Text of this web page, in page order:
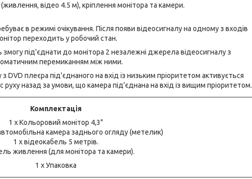
(живлення, відео 4.5 м), кріплення монітора та камери.
в режимі очікування. Після появи відеосигналу на одному з входів
переходить у робочий стан.
змогу під'єднати до монітора 2 незалежні джерела відеосигналу з
перемиканням між ними.
DVD плеєра під'єднаного на вхід із низьким пріоритетом активується
руху назад за умови, що камера під'єднана на вхід із вищим пріоритетом.
Комплектація
1 х Кольоровий монітор 4,3"
камера заднього огляду (метелик)
1 х відеокабель 5 метрів.
живлення (для монітора та камери).
1 х Упаковка